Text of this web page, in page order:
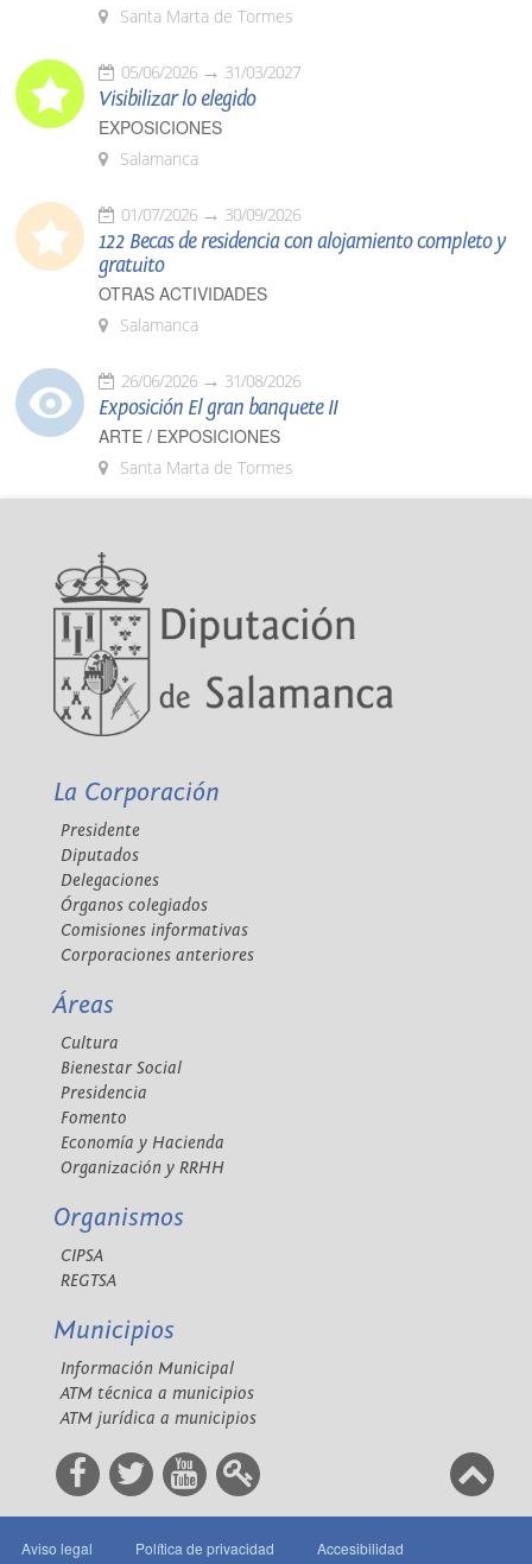
Santa Marta de Tormes
05/06/2026 31/03/2027
Visibilizar lo elegido
EXPOSICIONES
Salamanca
01/07/2026 30/09/2026
122 Becas de residencia con alojamiento completo y
gratuito
OTRAS ACTIVIDADES
Salamanca
26/06/2026 31/08/2026
Exposición El gran banquete II
ARTE / EXPOSICIONES
Santa Marta de Tormes
La Corporación
Presidente
Diputados
Delegaciones
Órganos colegiados
Comisiones informativas
Corporaciones anteriores
Áreas
Cultura
Bienestar Social
Presidencia
Fomento
Economía y Hacienda
Organización y RRHH
Organismos
CIPSA
REGTSA
Municipios
Información Municipal
ATM técnica a municipios
ATM jurídica a municipios
Aviso legal Política de privacidad Accesibilidad